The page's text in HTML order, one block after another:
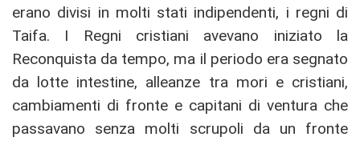
erano divisi in molti stati indipendenti, i regni di
Taifa. I Regni cristiani avevano iniziato la
Reconquista da tempo, ma il periodo era segnato
da lotte intestine, alleanze tra mori e cristiani,
cambiamenti di fronte e capitani di ventura che
passavano senza molti scrupoli da un fronte